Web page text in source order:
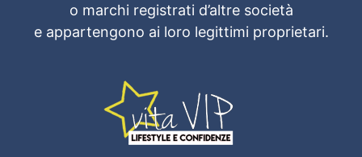
o marchi registrati d’altre società
e appartengono ai loro legittimi proprietari.